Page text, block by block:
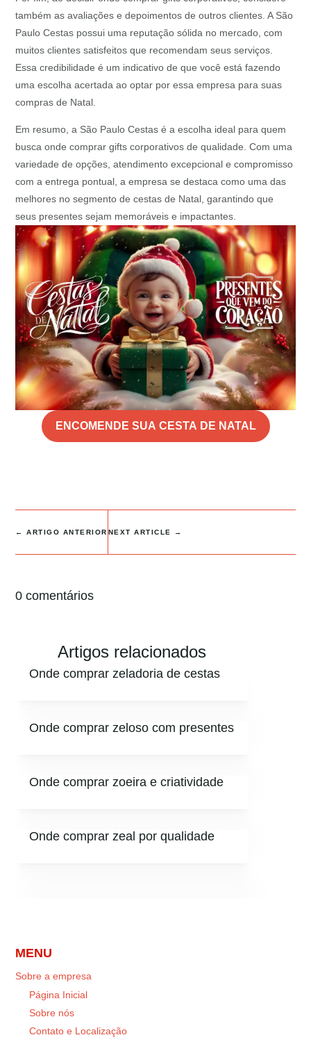
também as avaliações e depoimentos de outros clientes. A São
Paulo Cestas possui uma reputação sólida no mercado, com
muitos clientes satisfeitos que recomendam seus serviços.
Essa credibilidade é um indicativo de que você está fazendo
uma escolha acertada ao optar por essa empresa para suas
compras de Natal.
Em resumo, a São Paulo Cestas é a escolha ideal para quem
busca onde comprar gifts corporativos de qualidade. Com uma
variedade de opções, atendimento excepcional e compromisso
com a entrega pontual, a empresa se destaca como uma das
melhores no segmento de cestas de Natal, garantindo que
seus presentes sejam memoráveis e impactantes.
ENCOMENDE SUA CESTA DE NATAL
←ARTIGO ANTERIOR NEXT ARTICLE →
0 comentários
Artigos relacionados
Onde comprar zeladoria de cestas
Onde comprar zeloso com presentes
Onde comprar zoeira e criatividade
Onde comprar zeal por qualidade
MENU
Sobre a empresa
Página Inicial
Sobre nós
Contato e Localização